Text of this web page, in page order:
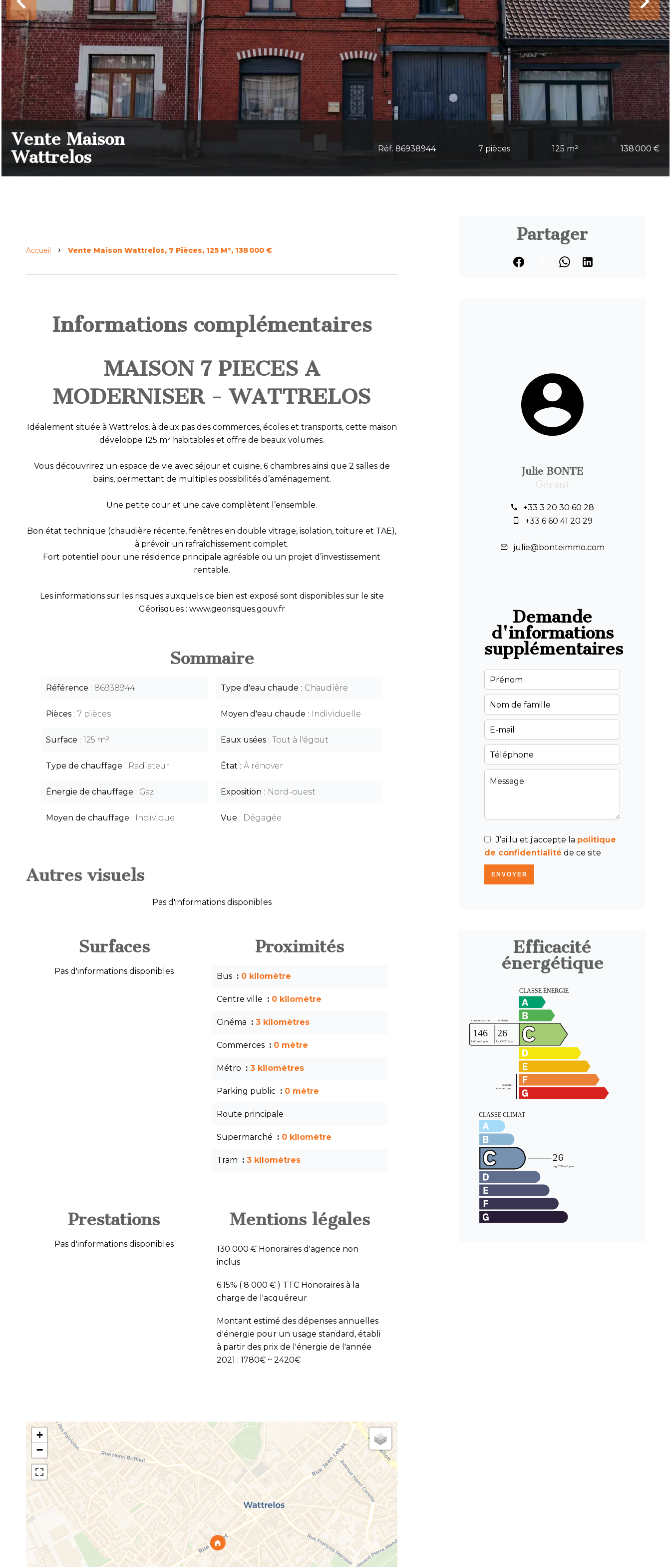
Vente Maison
Wattrelos
Réf. 86938944 7 pièces 125 m² 138 000 €
Accueil Vente Maison Wattrelos, 7 Pièces, 125 M², 138 000 €
Informations complémentaires
MAISON 7 PIECES A
MODERNISER - WATTRELOS
Idéalement située à Wattrelos, à deux pas des commerces, écoles et transports, cette maison
développe 125 m² habitables et offre de beaux volumes.
Vous découvrirez un espace de vie avec séjour et cuisine, 6 chambres ainsi que 2 salles de
bains, permettant de multiples possibilités d’aménagement.
Une petite cour et une cave complètent l’ensemble.
Bon état technique (chaudière récente, fenêtres en double vitrage, isolation, toiture et TAE),
à prévoir un rafraîchissement complet.
Fort potentiel pour une résidence principale agréable ou un projet d’investissement
rentable.
Les informations sur les risques auxquels ce bien est exposé sont disponibles sur le site
Géorisques : www.georisques.gouv.fr
Sommaire
Référence 86938944
Pièces 7 pièces
Surface 125 m²
Type de chauffage Radiateur
Énergie de chauffage Gaz
Moyen de chauffage Individuel
Type d'eau chaude Chaudière
Moyen d'eau chaude Individuelle
Eaux usées Tout à l'égout
État À rénover
Exposition Nord-ouest
Vue Dégagée
Autres visuels
Pas d'informations disponibles
Surfaces
Pas d'informations disponibles
Proximités
Bus 0 kilomètre
Centre ville 0 kilomètre
Cinéma 3 kilomètres
Commerces 0 mètre
Métro 3 kilomètres
Parking public 0 mètre
Route principale
Supermarché 0 kilomètre
Tram 3 kilomètres
Prestations
Pas d'informations disponibles
Mentions légales
130 000 € Honoraires d'agence non
inclus
6.15% ( 8 000 € ) TTC Honoraires à la
charge de l'acquéreur
Montant estimé des dépenses annuelles
d'énergie pour un usage standard, établi
à partir des prix de l'énergie de l'année
2021 : 1780€ ~ 2420€
+
−
Partager
Julie BONTE
+33 3 20 30 60 28
+33 6 60 41 20 29
julie@bonteimmo.com
Demande
d'informations
supplémentaires
J’ai lu et j'accepte la politique
de confidentialité de ce site
ENVOYER
Efficacité
énergétique